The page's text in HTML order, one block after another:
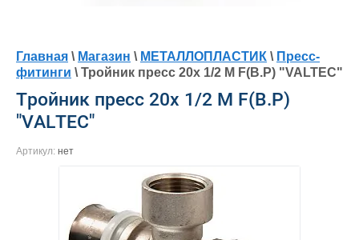
Главная \ Магазин \ МЕТАЛЛОПЛАСТИК \ Пресс-
фитинги \ Тройник пресс 20х 1/2 М F(В.Р) "VALTEC"
Тройник пресс 20х 1/2 М F(В.Р)
"VALTEC"
Артикул: нет